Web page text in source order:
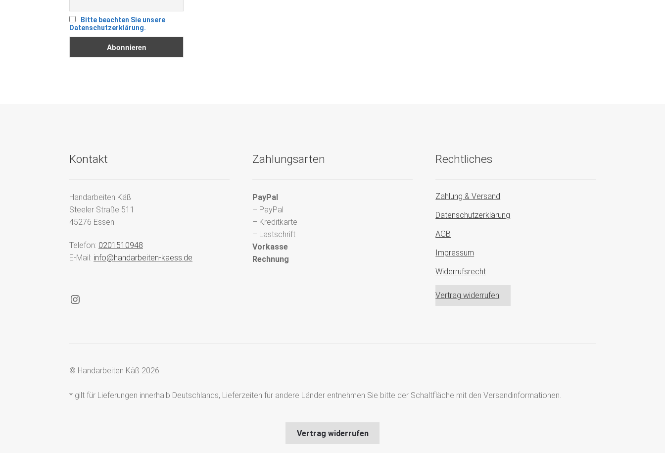
Bitte beachten Sie unsere
Datenschutzerklärung.
Kontakt
Handarbeiten Käß
Steeler Straße 511
45276 Essen
Telefon: 0201510948
E-Mail: info@handarbeiten-kaess.de
Instagram
Zahlungsarten
PayPal
– PayPal
– Kreditkarte
– Lastschrift
Vorkasse
Rechnung
Rechtliches
Zahlung & Versand
Datenschutzerklärung
AGB
Impressum
Widerrufsrecht
Vertrag widerrufen
© Handarbeiten Käß 2026
* gilt für Lieferungen innerhalb Deutschlands, Lieferzeiten für andere Länder entnehmen Sie bitte der Schaltfläche mit den Versandinformationen.
Vertrag widerrufen